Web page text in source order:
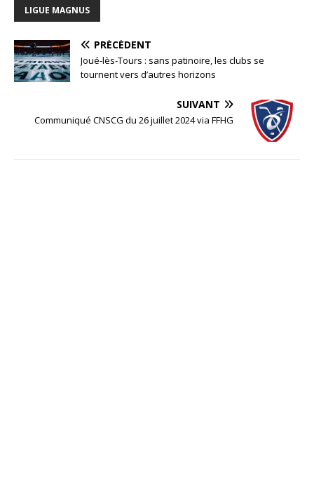
LIGUE MAGNUS
PRÉCÉDENT
Joué-lès-Tours : sans patinoire, les clubs se
tournent vers d’autres horizons
SUIVANT
Communiqué CNSCG du 26 juillet 2024 via FFHG